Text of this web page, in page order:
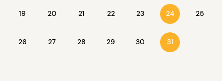
Sonnensegeln und zusätzlichen Fensterläden auch
für den notwendigen Schatten. Das Haus ist
modern und hochwertig eingerichtet. Die moderne
19 20 21 22 23 24 25
26 27 28 29 30 31